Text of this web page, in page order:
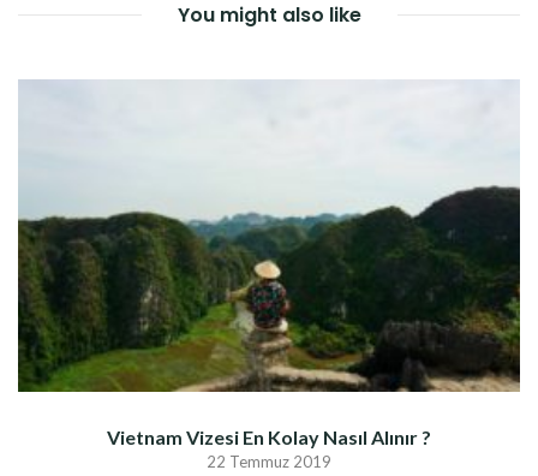
You might also like
Vietnam Vizesi En Kolay Nasıl Alınır ?
22 Temmuz 2019